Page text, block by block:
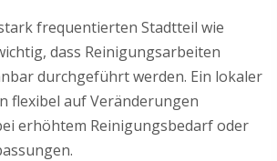
frequentierten Stadtteil wie
dass Reinigungsarbeiten
durchgeführt werden. Ein lokaler
flexibel auf Veränderungen
erhöhtem Reinigungsbedarf oder